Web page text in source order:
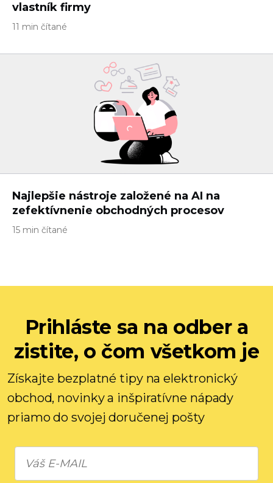
vlastník firmy
11 min čítané
Najlepšie nástroje založené na AI na
zefektívnenie obchodných procesov
15 min čítané
Prihláste sa na odber a
zistite, o čom všetkom je
Získajte bezplatné tipy na elektronický
obchod, novinky a inšpiratívne nápady
priamo do svojej doručenej pošty